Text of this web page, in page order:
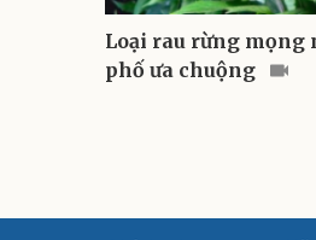
Loại rau rừng mọng
phố ưa chuộng